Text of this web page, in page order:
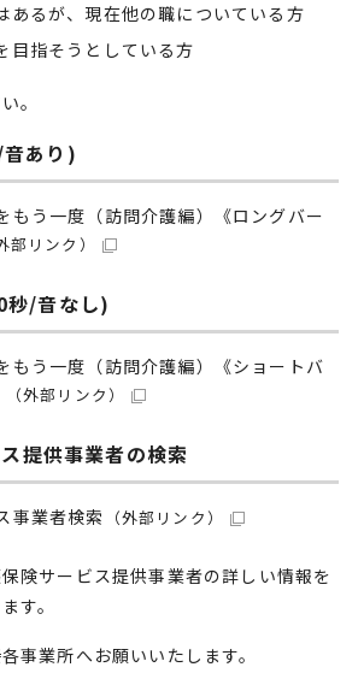
あるが、現在他の職についている方
目指そうとしている方
。
あり)
もう一度（訪問介護編）《ロングバー
部リンク）
/音なし)
もう一度（訪問介護編）《ショートバ
（外部リンク）
提供事業者の検索
事業者検索 （外部リンク）
険サービス提供事業者の詳しい情報を
す。
事業所へお願いいたします。